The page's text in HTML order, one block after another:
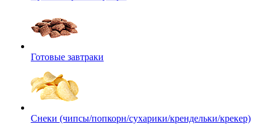
Готовые завтраки
Снеки (чипсы/попкорн/сухарики/крендельки/крекер)